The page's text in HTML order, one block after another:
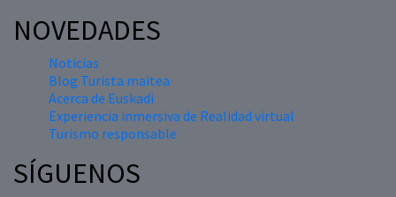
NOVEDADES
Noticias
Blog Turista maitea
Acerca de Euskadi
Experiencia inmersiva de Realidad virtual
Turismo responsable
SÍGUENOS